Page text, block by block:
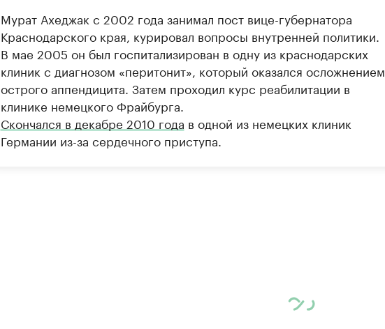
Мурат Ахеджак с 2002 года занимал пост вице-губернатора
Краснодарского края, курировал вопросы внутренней политики.
В мае 2005 он был госпитализирован в одну из краснодарских
клиник с диагнозом «перитонит», который оказался осложнением
острого аппендицита. Затем проходил курс реабилитации в
клинике немецкого Фрайбурга.
Скончался в декабре 2010 года в одной из немецких клиник
Германии из-за сердечного приступа.